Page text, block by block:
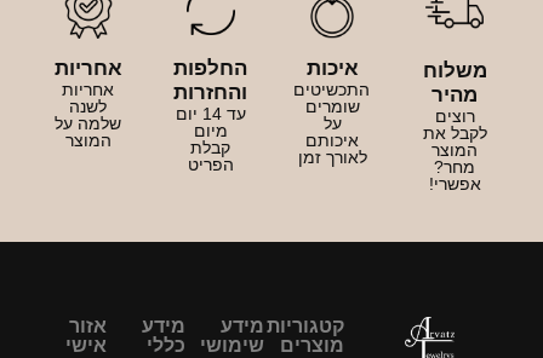
משלוח
מהיר
רוצים
לקבל את
המוצר
מחר?
אפשרי!
איכות
התכשיטים
שומרים
על
איכותם
לאורך זמן
החלפות
והחזרות
עד 14 יום
מיום
קבלת
הפריט
אחריות
אחריות
לשנה
שלמה על
המוצר
קטגוריות
מוצרים
מידע
שימושי
מידע
כללי
אזור
אישי